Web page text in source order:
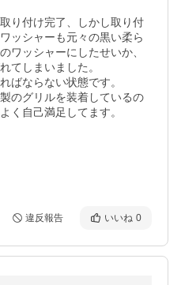
り付け完了、しかし取り付
ッシャーも元々の黒い柔ら
ワッシャーにしたせいか、
てしまいました。
ばならない状態です。
のグリルを装着しているの
く自己満足してます。
違反報告 いいね 0